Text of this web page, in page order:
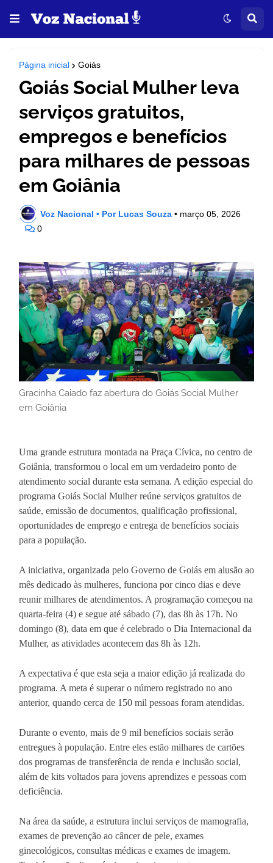
Página inicial Goiás
Goiás Social Mulher leva
serviços gratuitos,
empregos e benefícios
para milhares de pessoas
em Goiânia
Voz Nacional • Por Lucas Souza • março 05, 2026
0
Gracinha Caiado faz abertura do Goiás Social Mulher
em Goiânia
Uma grande estrutura montada na Praça Cívica, no centro de
Goiânia, transformou o local em um verdadeiro ponto de
atendimento social durante esta semana. A edição especial do
programa Goiás Social Mulher reúne serviços gratuitos de
saúde, emissão de documentos, qualificação profissional,
oportunidades de emprego e entrega de benefícios sociais
para a população.
A iniciativa, organizada pelo Governo de Goiás em alusão ao
mês dedicado às mulheres, funciona por cinco dias e deve
reunir milhares de atendimentos. A programação começou na
quarta-feira (4) e segue até sábado (7), das 8h às 17h. No
domingo (8), data em que é celebrado o Dia Internacional da
Mulher, as atividades acontecem das 8h às 12h.
A expectativa é que esta seja a maior edição já realizada do
programa. A meta é superar o número registrado no ano
anterior, quando cerca de 150 mil pessoas foram atendidas.
Durante o evento, mais de 9 mil benefícios sociais serão
entregues à população. Entre eles estão milhares de cartões
dos programas de transferência de renda e inclusão social,
além de kits voltados para jovens aprendizes e pessoas com
deficiência.
Na área da saúde, a estrutura inclui serviços de mamografia,
exames de prevenção ao câncer de pele, exames
ginecológicos, consultas médicas e exames de imagem.